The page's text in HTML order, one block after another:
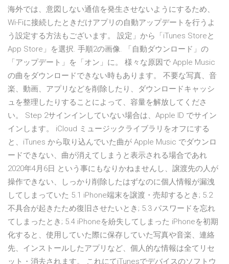
海外では、意図しない通信を発生させないようにするため、
Wi-Fiに接続したときだけアプリの自動アップデートを行うよ
う設定する方法もございます。 設定」から「iTunes Storeと
App Store」を選択. 手順2の画像. 「自動ダウンロード」の
「アップデート」を「オン」に。 様々な原因で Apple Music
の曲をダウンロードできない時もあります。 不要な写真、音
楽、動画、アプリなどを削除したり、ダウンロードキャッシ
ュを整理したりすることによって、容量を解放してくださ
い。 Step 2サインインしていない場合は、Apple ID でサイン
インします。 iCloud ミュージックライブラリをオフにする
と、iTunes から取り込んでいた曲が Apple Music でダウンロ
ードできない、曲が消えてしまうと表示される場合であれ
2020年4月6日 という事にもなりかねませんし、譲渡先の人が
操作できない、しっかり削除したはずなのに個人情報が漏洩
してしまっていた 5.1 iPhone端末を譲渡・売却するとき; 5.2
不具合が起きたため復旧させたいとき; 5.3 パスワードを忘れ
てしまったとき; 5.4 iPhoneを紛失してしまった iPhoneを初期
化すると、使用していた際に保存していた写真や音楽、連絡
先、インストールしたアプリなど、個人的な情報は全てリセ
ット・消去されます。 これにてiTunesでデバイスのソフトウ